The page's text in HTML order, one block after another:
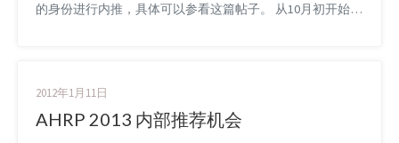
的身份进行内推，具体可以参看这篇帖子。 从10月初开始到
司连连被拒，到之后几近看到出路，到最后寻找到Kayac，
一路过来似乎有些宿命的感觉，而在一次又一次的笔试面
2012年1月11日
AHRP 2013 内部推荐机会